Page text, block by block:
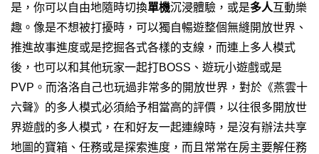
是，你可以自由地隨時切換單機沉浸體驗，或是多人互動樂
趣。 像是不想被打擾時，可以獨自暢遊整個無縫開放世界、
推進故事進度或是挖掘各式各樣的支線，而連上多人模式
後，也可以和其他玩家一起打BOSS、遊玩小遊戲或是
PVP。 而洛洛自己也玩過非常多的開放世界，對於《燕雲十
六聲》的多人模式必須給予相當高的評價，以往很多開放世
界遊戲的多人模式，在和好友一起連線時，是沒有辦法共享
地圖的寶箱、任務或是探索進度，而且常常在房主要解任務